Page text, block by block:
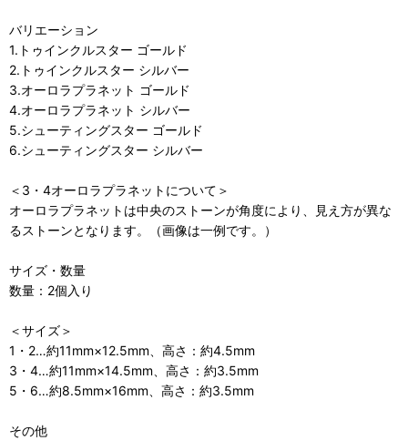
バリエーション
1.トゥインクルスター ゴールド
2.トゥインクルスター シルバー
3.オーロラプラネット ゴールド
4.オーロラプラネット シルバー
5.シューティングスター ゴールド
6.シューティングスター シルバー
＜3・4オーロラプラネットについて＞
オーロラプラネットは中央のストーンが角度により、見え方が異な
るストーンとなります。（画像は一例です。）
サイズ・数量
数量：2個入り
＜サイズ＞
1・2…約11mm×12.5mm、高さ：約4.5mm
3・4…約11mm×14.5mm、高さ：約3.5mm
5・6…約8.5mm×16mm、高さ：約3.5mm
その他